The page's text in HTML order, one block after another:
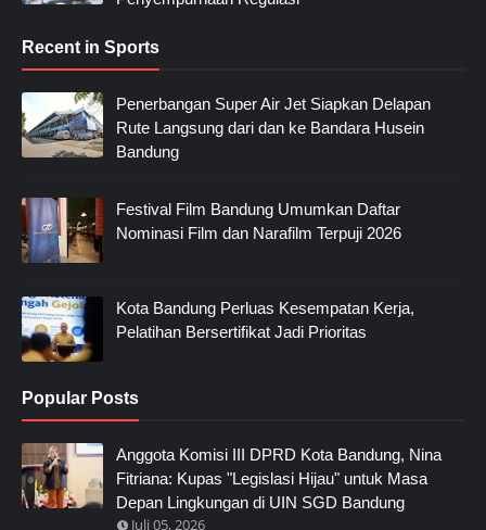
Recent in Sports
Penerbangan Super Air Jet Siapkan Delapan
Rute Langsung dari dan ke Bandara Husein
Bandung
Festival Film Bandung Umumkan Daftar
Nominasi Film dan Narafilm Terpuji 2026
Kota Bandung Perluas Kesempatan Kerja,
Pelatihan Bersertifikat Jadi Prioritas
Popular Posts
Anggota Komisi III DPRD Kota Bandung, Nina
Fitriana: Kupas "Legislasi Hijau" untuk Masa
Depan Lingkungan di UIN SGD Bandung
Juli 05, 2026